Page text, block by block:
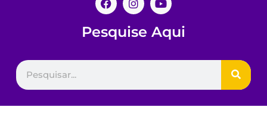
Pesquise Aqui